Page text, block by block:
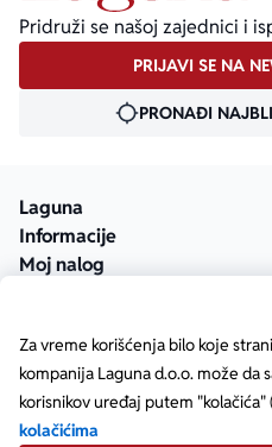
Za vreme korišćenja bilo koje
kompanija Laguna d.o.o. može
korisnikov uređaj putem "kolačića"
kolačićima
Pridruži se našoj zajednici i
PRIJAVI SE NA
PRONAĐI
Laguna
Informacije
Moj nalog